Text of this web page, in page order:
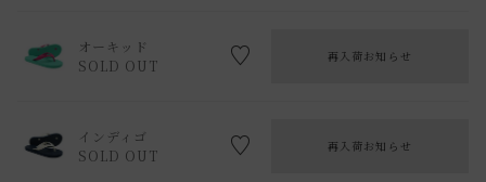
オーキッド
SOLD OUT
再入荷お知らせ
インディゴ
SOLD OUT
再入荷お知らせ